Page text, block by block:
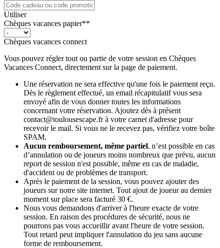
Utiliser
Chèques vacances papier**
Chèques vacances connect
Vous pouvez régler tout ou partie de votre session en Chèques
Vacances Connect, directement sur la page de paiement.
Une réservation ne sera effective qu'une fois le paiement reçu.
Dès le règlement effectué, un email récapitulatif vous sera
envoyé afin de vous donner toutes les informations
concernant votre réservation. Ajoutez dès à présent
contact@toulousescape.fr à votre carnet d'adresse pour
recevoir le mail. Si vous ne le recevez pas, vérifiez votre boîte
SPAM.
Aucun remboursement, même partiel, n’est possible en cas
d’annulation ou de joueurs moins nombreux que prévu, aucun
report de session n'est possible, même en cas de maladie,
d'accident ou de problèmes de transport.
Après le paiement de la session, vous pouvez ajouter des
joueurs sur notre site internet. Tout ajout de joueur au dernier
moment sur place sera facturé 30 €.
Nous vous demandons d'arriver à l'heure exacte de votre
session. En raison des procédures de sécurité, nous ne
pourrons pas vous accueillir avant l'heure de votre session.
Tout retard peut impliquer l'annulation du jeu sans aucune
forme de remboursement.